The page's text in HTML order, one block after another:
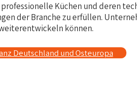
Küchen und deren
der Branche zu erfüllen.
können.
Deutschland und Osteuropa